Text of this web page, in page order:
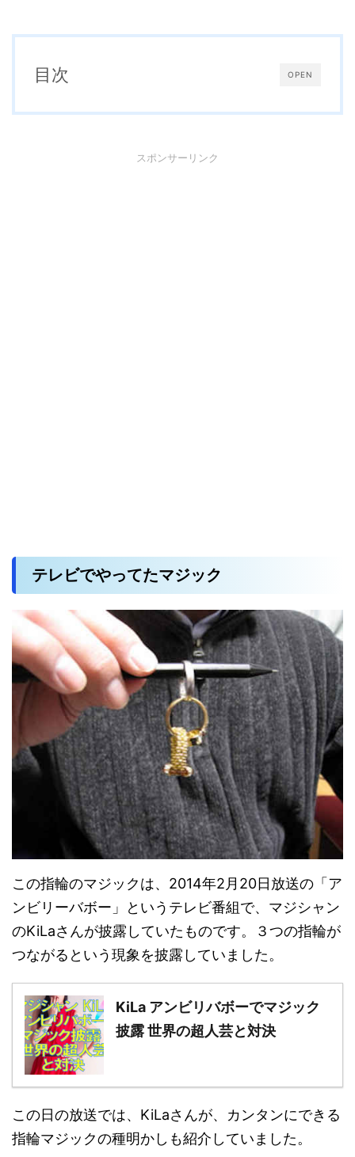
OPEN
目次
スポンサーリンク
テレビでやってたマジック
この指輪のマジックは、2014年2月20日放送の「ア
ンビリーバボー」というテレビ番組で、マジシャン
のKiLaさんが披露していたものです。３つの指輪が
つながるという現象を披露していました。
KiLa アンビリバボーでマジック
披露 世界の超人芸と対決
この日の放送では、KiLaさんが、カンタンにできる
指輪マジックの種明かしも紹介していました。